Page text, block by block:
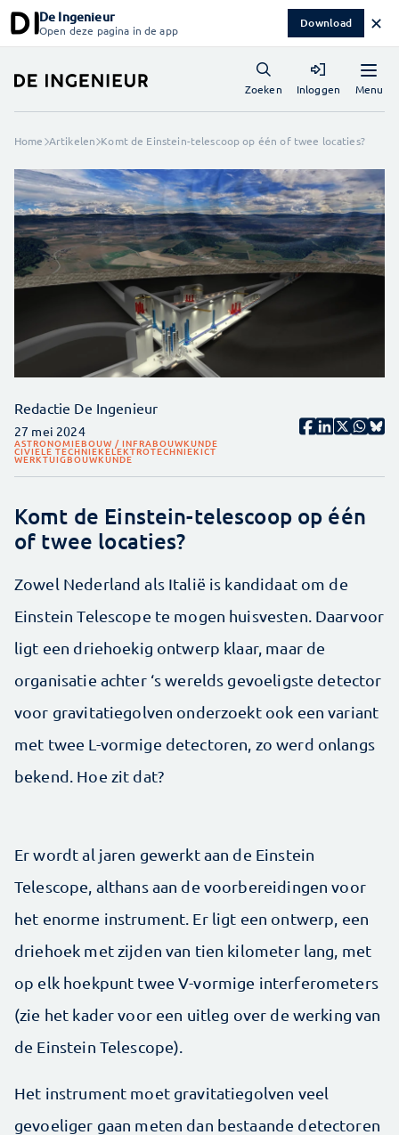
De Ingenieur
Open deze pagina in de app Download ✕
Menu
Zoeken Inloggen
Home Artikelen Komt de Einstein-telescoop op één of twee locaties?
Redactie De Ingenieur
27 mei 2024
ASTRONOMIEBOUW / INFRABOUWKUNDE
CIVIELE TECHNIEKELEKTROTECHNIEKICT
WERKTUIGBOUWKUNDE
Komt de Einstein-telescoop op één
of twee locaties?
Zowel Nederland als Italië is kandidaat om de
Einstein Telescope te mogen huisvesten. Daarvoor
ligt een driehoekig ontwerp klaar, maar de
organisatie achter ‘s werelds gevoeligste detector
voor gravitatiegolven onderzoekt ook een variant
met twee L-vormige detectoren, zo werd onlangs
bekend. Hoe zit dat?
Er wordt al jaren gewerkt aan de Einstein
Telescope, althans aan de voorbereidingen voor
het enorme instrument. Er ligt een ontwerp, een
driehoek met zijden van tien kilometer lang, met
op elk hoekpunt twee V-vormige interferometers
(zie het kader voor een uitleg over de werking van
de Einstein Telescope).
Het instrument moet gravitatiegolven veel
gevoeliger gaan meten dan bestaande detectoren